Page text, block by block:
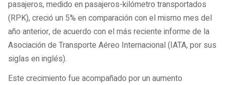
pasajeros, medido en pasajeros-kilómetro transportados
(RPK), creció un 5% en comparación con el mismo mes del
año anterior, de acuerdo con el más reciente informe de la
Asociación de Transporte Aéreo Internacional (IATA, por sus
siglas en inglés).
Este crecimiento fue acompañado por un aumento